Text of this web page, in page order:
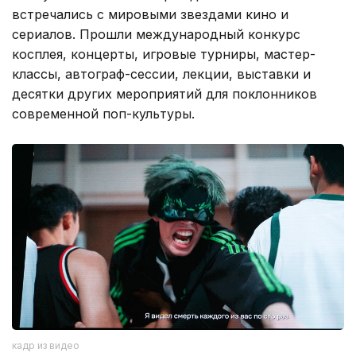
встречались с мировыми звездами кино и
сериалов. Прошли международный конкурс
косплея, концерты, игровые турниры, мастер-
классы, автограф-сессии, лекции, выставки и
десятки других мероприятий для поклонников
современной поп-культуры.
кадр из видео